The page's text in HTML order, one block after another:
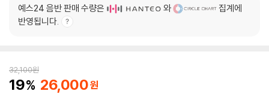
예스24 음반 판매 수량은 와
집계에
반영됩니다.
32,100원
19 26,000